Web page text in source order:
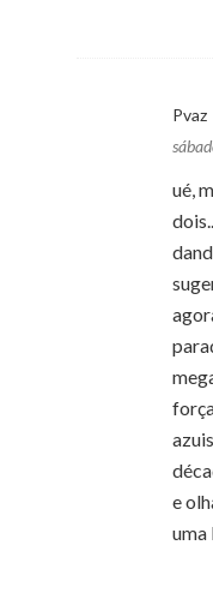
Pvaz
ué,
e
uma